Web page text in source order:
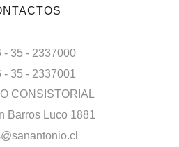
- 35 - 2337000
- 35 - 2337001
CONSISTORIAL
Barros Luco 1881